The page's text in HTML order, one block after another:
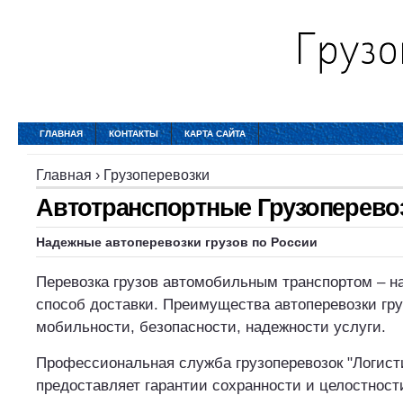
ГЛАВНАЯ КОНТАКТЫ КАРТА САЙТА
Главная › Грузоперевозки
Автотранспортные
Надежные автоперевозки грузов по России
Перевозка грузов автомобильным транспортом –
способ доставки. Преимущества автоперевозки
мобильности, безопасности, надежности услуги.
Профессиональная служба грузоперевозок
предоставляет гарантии сохранности и